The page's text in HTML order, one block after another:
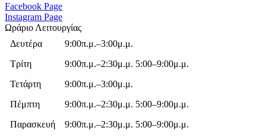
Facebook Page
Instagram Page
Ωράριο Λειτουργίας
Δευτέρα
9:00π.μ.–3:00μ.μ.
Τρίτη
9:00π.μ.–2:30μ.μ. 5:00–9:00μ.μ.
Τετάρτη
9:00π.μ.–3:00μ.μ.
Πέμπτη
9:00π.μ.–2:30μ.μ. 5:00–9:00μ.μ.
Παρασκευή
9:00π.μ.–2:30μ.μ. 5:00–9:00μ.μ.